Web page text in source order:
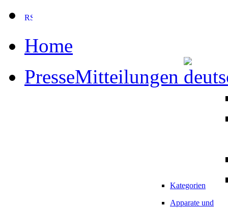
Home
PresseMitteilungen
Kategorien
Apparate und